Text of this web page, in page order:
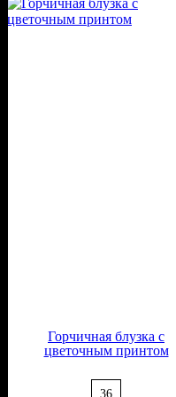
30% Шелк
Горчичная блузка с
цветочным принтом
36